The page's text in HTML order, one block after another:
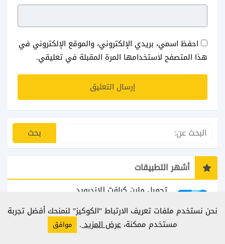
احفظ اسمي، بريدي الإلكتروني، والموقع الإلكتروني في
هذا المتصفح لاستخدامها المرة المقبلة في تعليقي.
أشهر التطبيقات
تحميل ماين كرافت للاندرويد
1.26.33.1
نحن نستخدم ملفات تعريف الارتباط "الكوكيز" لنمنحك أفضل تجربة
مستخدم ممكنة، عرض المزيد. موافق